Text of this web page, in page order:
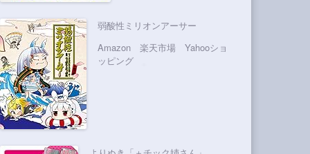
弱酸性ミリオンアーサー
Amazon
楽天市場
Yahooショ
ッピング